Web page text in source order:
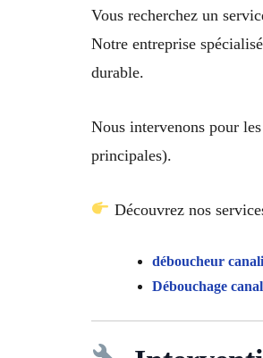
Vous recherchez un
Notre entreprise
durable.
Nous intervenons pour
principales).
Découvrez nos
déboucheur
Débouchage